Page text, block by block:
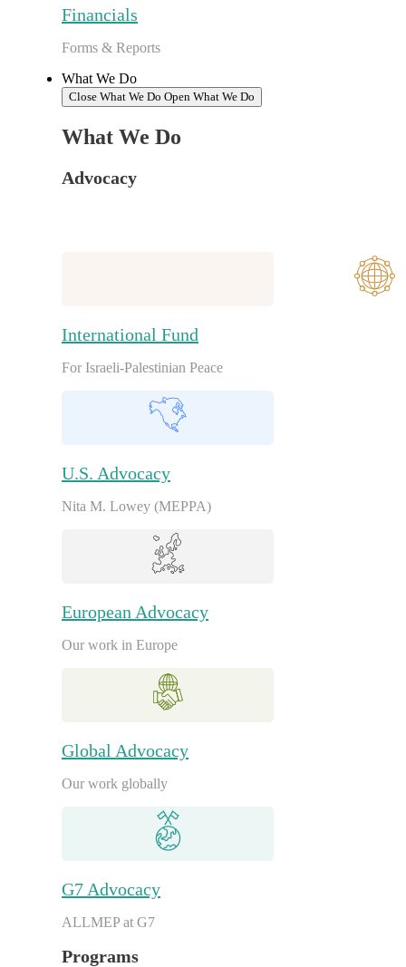
Financials
Forms & Reports
What We Do
Close What We Do Open What We Do
What We Do
Advocacy
International Fund
For Israeli-Palestinian Peace
U.S. Advocacy
Nita M. Lowey (MEPPA)
European Advocacy
Our work in Europe
Global Advocacy
Our work globally
G7 Advocacy
ALLMEP at G7
Programs